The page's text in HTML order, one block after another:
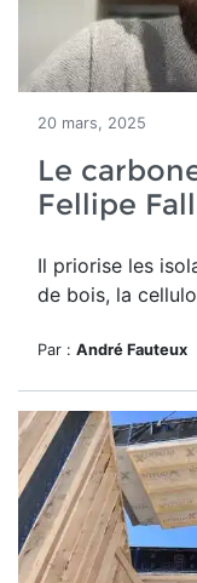
20 mars, 2025
Le
Fellipe
Il priorise les
de bois, la
Par : André Fauteux